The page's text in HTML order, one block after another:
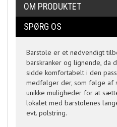
OM PRODUKTET
SPØRG OS
Barstole er et nødvendigt
barskranker og lignende, da
sidde komfortabelt i den
medfølger der, som følge af
unikke muligheder for at
lokalet med barstolenes
evt. polstring.